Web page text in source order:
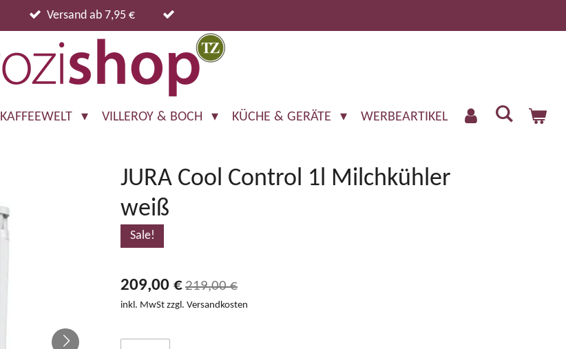
Versand ab 7,95 €
KAFFEEWELT VILLEROY & BOCH KÜCHE & GERÄTE WERBEARTIKEL
JURA Cool Control 1l Milchkühler
weiß
Sale!
209,00 €219,00 €
inkl. MwSt zzgl. Versandkosten